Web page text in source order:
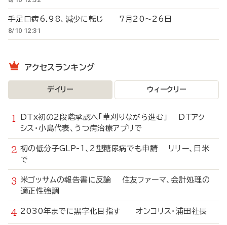
手足口病6.98、減少に転じ 7月20～26日
8/10 12:31
アクセスランキング
デイリー ウィークリー
DTx初の2段階承認へ「草刈りながら進む」 DTアク
シス・小島代表、うつ病治療アプリで
初の低分子GLP-1、2型糖尿病でも申請 リリー、日米
で
米ゴッサムの報告書に反論 住友ファーマ、会計処理の
適正性強調
2030年までに黒字化目指す オンコリス・浦田社長